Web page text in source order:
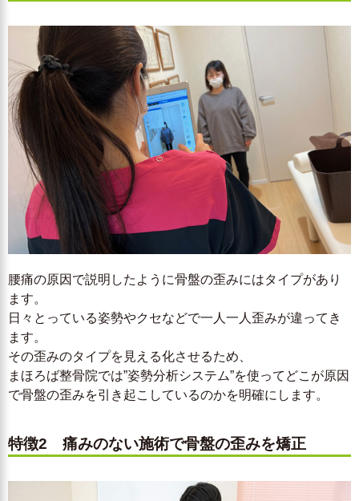
腰痛の原因で説明したように骨盤の歪みにはタイプがあり
ます。
日々とっている姿勢やクセなどで一人一人歪みが違ってき
ます。
その歪みのタイプを見える化させるため、
まほろば整骨院では”姿勢分析システム”を使ってどこが原因
で骨盤の歪みを引き起こしているのかを明確にします。
特徴2 痛みのない施術で骨盤の歪みを矯正